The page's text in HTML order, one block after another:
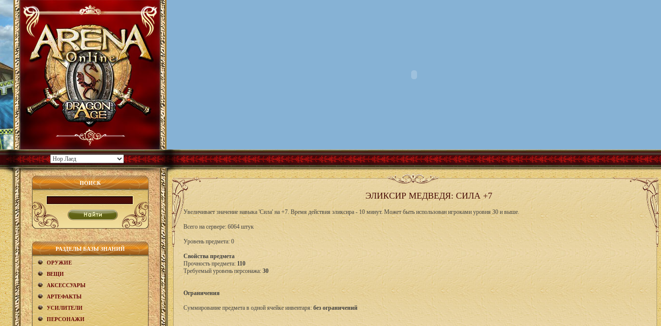
ПОИСК
РАЗДЕЛЫ БАЗЫ ЗНАНИЙ
ОРУЖИЕ
ВЕЩИ
АКCЕСCУАРЫ
АРТЕФАКТЫ
УСИЛИТЕЛИ
ПЕРСОНАЖИ
ЭЛИКСИР МЕДВЕДЯ: СИЛА +7
Увеличивает значение навыка 'Сила' на +7. Время действия эликсира - 10 минут. Может быть использован игроками уровня 30 и выше.
Всего на сервере: 6064 штук
Уровень предмета: 0
Свойства предмета
Прочность предмета: 110
Требуемый уровень персонажа: 30
Ограничения
Суммирование предмета в одной ячейке инвентаря: без ограничений